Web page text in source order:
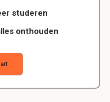
studeren
onthouden